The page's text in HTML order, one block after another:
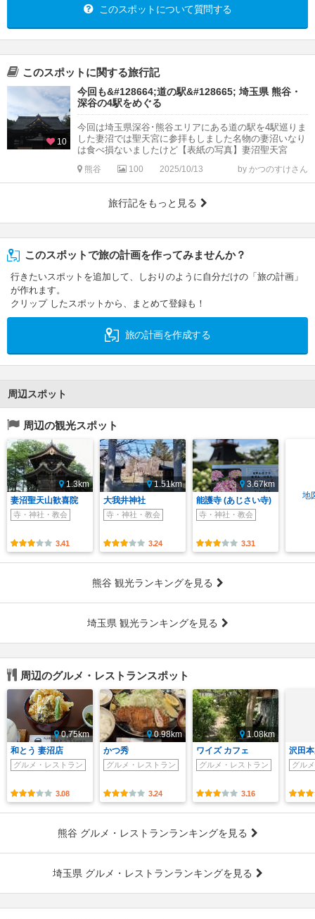
このスポットについて質問する
このスポットに関する旅行記
10
今回も&#128664;道の駅&#128665; 埼玉県 熊谷・
深谷の4駅をめぐる
今回は埼玉県深谷･熊谷エリアにある道の駅を4駅巡りま
した妻沼では聖天宮に参拝もしました名物の妻沼いなり
は食べ損ないましたけど【表紙の写真】妻沼聖天宮
熊谷 100 2025/10/13 by かつのすけさん
旅行記をもっと見る
このスポットで旅の計画を作ってみませんか？
行きたいスポットを追加して、しおりのように自分だけの「旅の計画」
が作れます。
クリップ したスポットから、まとめて登録も！
旅の計画を作成する
周辺スポット
周辺の観光スポット
1.3km
妻沼聖天山歓喜院
寺・神社・教会
3.41
1.51km
大我井神社
寺・神社・教会
3.24
3.67km
能護寺 (あじさい寺)
寺・神社・教会
3.31
地
熊谷 観光ランキングを見る
埼玉県 観光ランキングを見る
周辺のグルメ・レストランスポット
0.75km
和とう 妻沼店
グルメ・レストラン
3.08
0.98km
かつ秀
グルメ・レストラン
3.24
1.08km
ワイズ カフェ
グルメ・レストラン
3.16
沢田
グル
熊谷 グルメ・レストランランキングを見る
埼玉県 グルメ・レストランランキングを見る